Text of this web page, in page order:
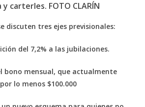
y carterles. FOTO CLARÍN
discuten tres ejes previsionales:
del 7,2% a las jubilaciones.
bono mensual, que actualmente
lo menos $100.000